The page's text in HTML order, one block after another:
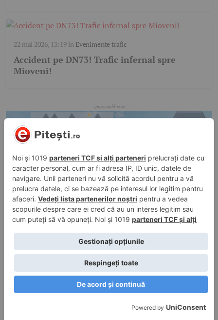
22 mai 2026, 13:19în Evenimente trafic
Accident pe DN73! Trafic infernal spre
Mioveni!
21 mai 2026, 19:39înEvenimente
Final tragic în Mioveni: Salvatorii nu au mai
putut face nimic